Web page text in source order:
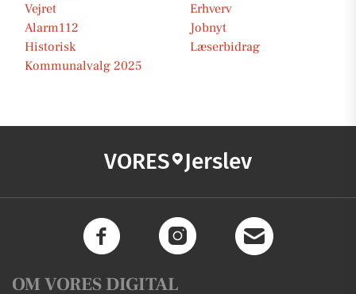
Vejret
Erhverv
Alarm112
Jobnyt
Historisk
Læserbidrag
Kommunalvalg 2025
VORES Jerslev
OM VORES DIGITAL